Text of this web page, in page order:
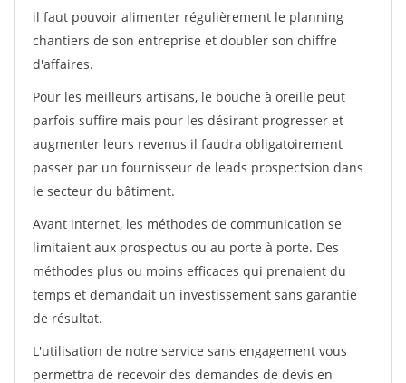
il faut pouvoir alimenter régulièrement le planning
chantiers de son entreprise et doubler son chiffre
d'affaires.
Pour les meilleurs artisans, le bouche à oreille peut
parfois suffire mais pour les désirant progresser et
augmenter leurs revenus il faudra obligatoirement
passer par un fournisseur de leads prospectsion dans
le secteur du bâtiment.
Avant internet, les méthodes de communication se
limitaient aux prospectus ou au porte à porte. Des
méthodes plus ou moins efficaces qui prenaient du
temps et demandait un investissement sans garantie
de résultat.
L'utilisation de notre service sans engagement vous
permettra de recevoir des demandes de devis en